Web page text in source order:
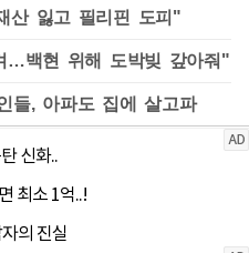
산 잃고 필리핀 도피"
…백현 위해 도박빚 갚아줘"
들, 아파도 집에 살고파